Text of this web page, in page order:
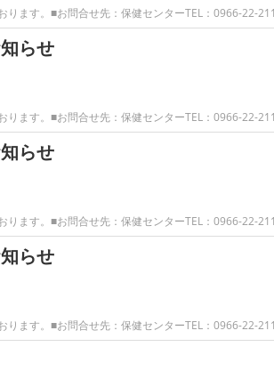
ります。■お問合せ先：保健センターTEL：0966-22-
らせ
ります。■お問合せ先：保健センターTEL：0966-22-
らせ
ります。■お問合せ先：保健センターTEL：0966-22-
らせ
ります。■お問合せ先：保健センターTEL：0966-22-